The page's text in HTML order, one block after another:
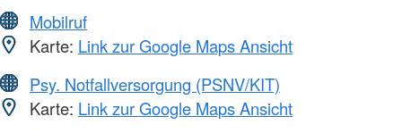
Mobilruf
Karte: Link zur Google Maps Ansicht
Psy. Notfallversorgung (PSNV/KIT)
Karte: Link zur Google Maps Ansicht